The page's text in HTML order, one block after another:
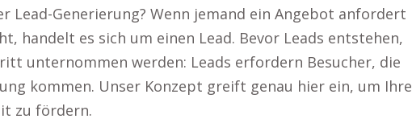
Lead-Generierung? Wenn jemand ein Angebot anfordert
handelt es sich um einen Lead. Bevor Leads entstehen,
unternommen werden: Leads erfordern Besucher, die
kommen. Unser Konzept greift genau hier ein, um Ihre
zu fördern.